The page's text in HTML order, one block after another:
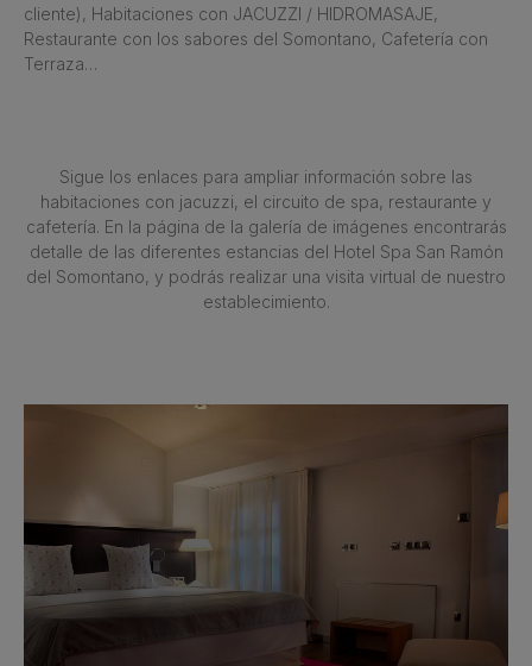
cliente), Habitaciones con JACUZZI / HIDROMASAJE,
Restaurante con los sabores del Somontano, Cafetería con
Terraza…
Sigue los enlaces para ampliar información sobre las
habitaciones con jacuzzi, el circuito de spa, restaurante y
cafetería. En la página de la galería de imágenes encontrarás
detalle de las diferentes estancias del Hotel Spa San Ramón
del Somontano, y podrás realizar una visita virtual de nuestro
establecimiento.